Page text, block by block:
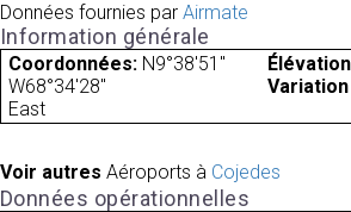
Données fournies par Airmate
Information générale
Coordonnées: N9°38'51"
W68°34'28"
East
Voir autres Aéroports à Cojedes
Données opérationnelles